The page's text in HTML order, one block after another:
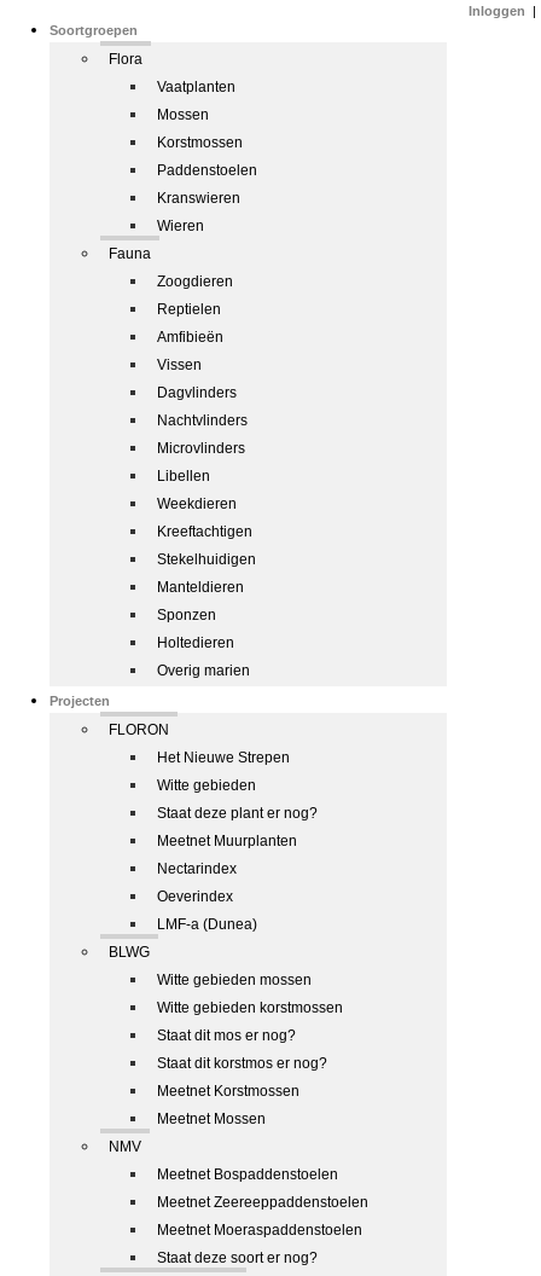
Soortgroepen
Flora
Vaatplanten
Mossen
Korstmossen
Paddenstoelen
Kranswieren
Wieren
Fauna
Zoogdieren
Reptielen
Amfibieën
Vissen
Dagvlinders
Nachtvlinders
Microvlinders
Libellen
Weekdieren
Kreeftachtigen
Stekelhuidigen
Manteldieren
Sponzen
Holtedieren
Overig marien
Projecten
FLORON
Het Nieuwe Strepen
Witte gebieden
Staat deze plant er nog?
Meetnet Muurplanten
Nectarindex
Oeverindex
LMF-a (Dunea)
BLWG
Witte gebieden mossen
Witte gebieden korstmossen
Staat dit mos er nog?
Staat dit korstmos er nog?
Meetnet Korstmossen
Meetnet Mossen
NMV
Meetnet Bospaddenstoelen
Meetnet Zeereeppaddenstoelen
Meetnet Moeraspaddenstoelen
Staat deze soort er nog?
Inloggen |